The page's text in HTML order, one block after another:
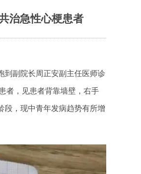
治急性心梗患者
到副院长周正安副主任医师诊
者，见患者背靠墙壁，右手
段，现中青年发病趋势有所增